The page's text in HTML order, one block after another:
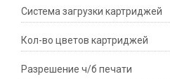
Система загрузки картриджей
Кол-во цветов картриджей
Разрешение ч/б печати